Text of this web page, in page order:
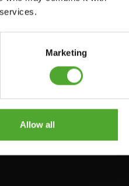
Marketing
Allow all